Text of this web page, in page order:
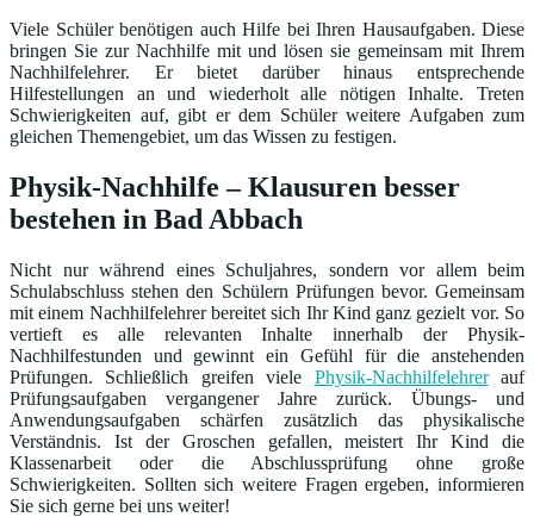
Viele Schüler benötigen auch Hilfe bei Ihren Hausaufgaben. Diese
bringen Sie zur Nachhilfe mit und lösen sie gemeinsam mit Ihrem
Nachhilfelehrer. Er bietet darüber hinaus entsprechende
Hilfestellungen an und wiederholt alle nötigen Inhalte. Treten
Schwierigkeiten auf, gibt er dem Schüler weitere Aufgaben zum
gleichen Themengebiet, um das Wissen zu festigen.
Physik-Nachhilfe – Klausuren besser
bestehen in Bad Abbach
Nicht nur während eines Schuljahres, sondern vor allem beim
Schulabschluss stehen den Schülern Prüfungen bevor. Gemeinsam
mit einem Nachhilfelehrer bereitet sich Ihr Kind ganz gezielt vor. So
vertieft es alle relevanten Inhalte innerhalb der Physik-
Nachhilfestunden und gewinnt ein Gefühl für die anstehenden
Prüfungen. Schließlich greifen viele Physik-Nachhilfelehrerauf
Prüfungsaufgaben vergangener Jahre zurück. Übungs- und
Anwendungsaufgaben schärfen zusätzlich das physikalische
Verständnis. Ist der Groschen gefallen, meistert Ihr Kind die
Klassenarbeit oder die Abschlussprüfung ohne große
Schwierigkeiten. Sollten sich weitere Fragen ergeben, informieren
Sie sich gerne bei uns weiter!